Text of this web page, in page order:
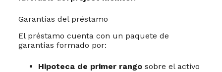
Garantías del préstamo
El préstamo cuenta con un paquete de
garantías formado por:
Hipoteca de primer rangosobre el activo